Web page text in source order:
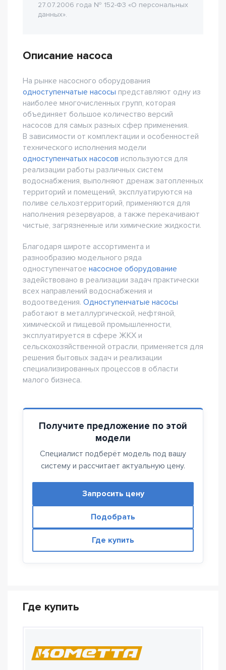
27.07.2006 года № 152-Ф3 «О персональных
данных».
Описание насоса
На рынке насосного оборудования
одноступенчатые насосы представляют одну из
наиболее многочисленных групп, которая
объединяет большое количество версий
насосов для самых разных сфер применения.
В зависимости от комплектации и особенностей
технического исполнения модели
одноступенчатых насосов используются для
реализации работы различных систем
водоснабжения, выполняют дренаж затопленных
территорий и помещений, эксплуатируются на
поливе сельхозтерриторий, применяются для
наполнения резервуаров, а также перекачивают
чистые, загрязненные или химические жидкости.
Благодаря широте ассортимента и
разнообразию модельного ряда
одноступенчатое насосное оборудование
задействовано в реализации задач практически
всех направлений водоснабжения и
водоотведения. Одноступенчатые насосы
работают в металлургической, нефтяной,
химической и пищевой промышленности,
эксплуатируется в сфере ЖКХ и
сельскохозяйственной отрасли, применяется для
решения бытовых задач и реализации
специализированных процессов в области
малого бизнеса.
Получите предложение по этой
модели
Специалист подберёт модель под вашу
систему и рассчитает актуальную цену.
Запросить цену
Подобрать
Где купить
Где купить